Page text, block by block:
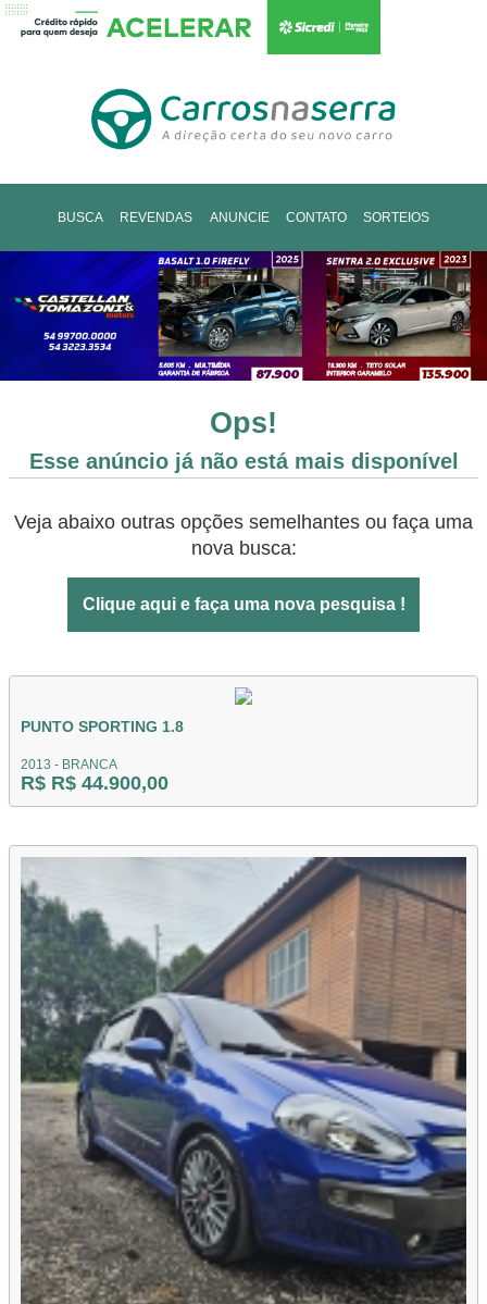
BUSCA REVENDAS ANUNCIE CONTATO SORTEIOS
Ops!
Esse anúncio já não está mais disponível
Veja abaixo outras opções semelhantes ou faça uma
nova busca:
Clique aqui e faça uma nova pesquisa !
PUNTO SPORTING 1.8
2013 - BRANCA
R$ R$ 44.900,00